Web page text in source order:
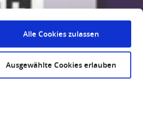
Alle Cookies zulassen
Ausgewählte Cookies erlauben